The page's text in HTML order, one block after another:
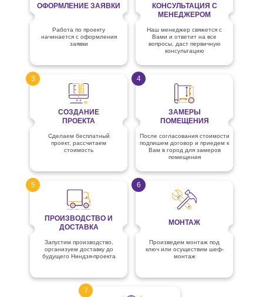
Работа по проекту
начинается с оформления
заявки
ОФОРМЛЕНИЕ ЗАЯВКИ
Наш менеджер свяжется с
Вами и ответит на все
вопросы, даст первичную
консультацию
КОНСУЛЬТАЦИЯ С
МЕНЕДЖЕРОМ
Сделаем бесплатный
проект, рассчитаем
стоимость
3
СОЗДАНИЕ
ПРОЕКТА
После согласования стоимости
подпишем договор и приедем к
Вам в город для замеров
помещения
4
ЗАМЕРЫ
ПОМЕЩЕНИЯ
Запустим производство,
организуем доставку до
будущего Ниндзя-проекта
5
ПРОИЗВОДСТВО И
ДОСТАВКА
Произведем монтаж под
ключ или осуществим шеф-
монтаж
6
МОНТАЖ
7